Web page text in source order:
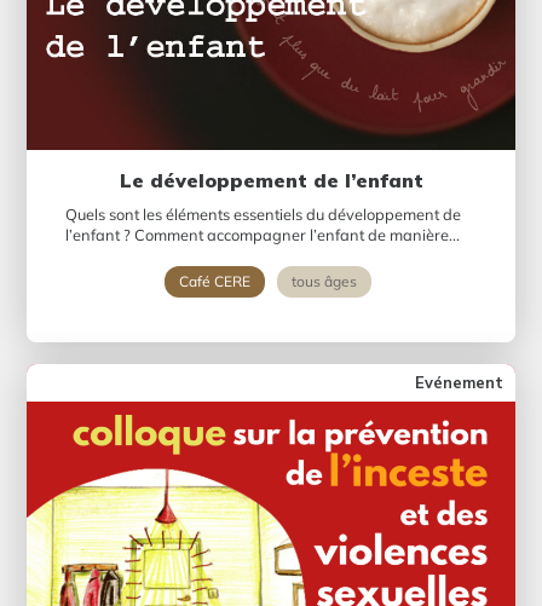
Le développement de l’enfant
Quels sont les éléments essentiels du développement de
l’enfant ? Comment accompagner l’enfant de manière...
Café CERE tous âges
Evénement